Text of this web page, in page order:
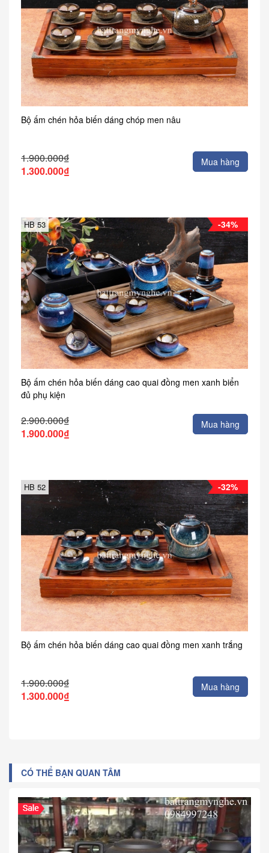
Bộ ấm chén hỏa biến dáng chóp men nâu
1.900.000₫
1.300.000₫
Mua hàng
-34%
HB 53
Bộ ấm chén hỏa biến dáng cao quai đồng men xanh biển
đủ phụ kiện
2.900.000₫
1.900.000₫
Mua hàng
-32%
HB 52
Bộ ấm chén hỏa biến dáng cao quai đồng men xanh trắng
1.900.000₫
1.300.000₫
Mua hàng
CÓ THỂ BẠN QUAN TÂM